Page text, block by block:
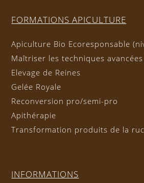
FORMATIONS APICULTURE
Apiculture Bio Ecoresponsable
Maîtriser les techniques
Elevage de Reines
Gelée Royale
Reconversion pro/semi-pro
Apithérapie
Transformation produits de la
INFORMATIONS